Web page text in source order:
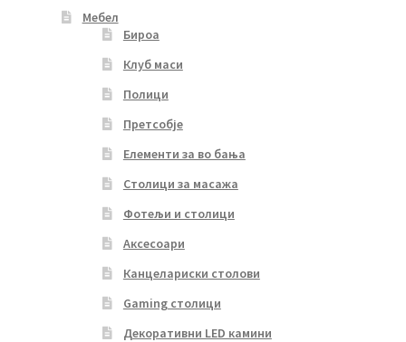
Мебел
Бироа
Клуб маси
Полици
Претсобје
Елементи за во бања
Столици за масажа
Фотељи и столици
Аксесоари
Канцелариски столови
Gaming столици
Декоративни LED камини